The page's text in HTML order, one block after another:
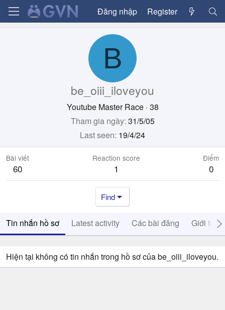
Đăng nhập Register
B
be_oiii_iloveyou
Youtube Master Race · 38
Tham gia ngày 31/5/05
Last seen 19/4/24
Bài viết
60
Reaction score
1
Điểm
0
Find
Tin nhắn hồ sơ Latest activity Các bài đăng Giới thiệu
Hiện tại không có tin nhắn trong hồ sơ của be_oiii_iloveyou.